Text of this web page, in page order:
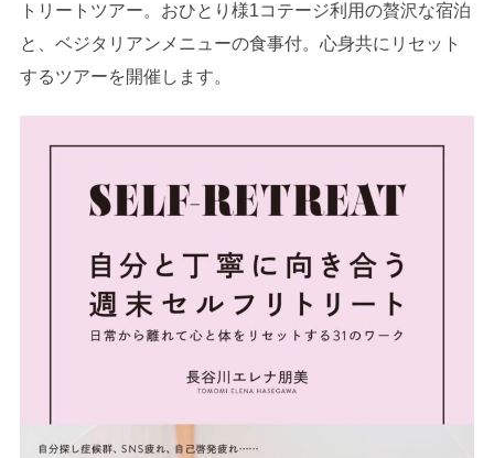
トリートツアー。おひとり様1コテージ利用の贅沢な宿泊
と、ベジタリアンメニューの食事付。心身共にリセット
するツアーを開催します。